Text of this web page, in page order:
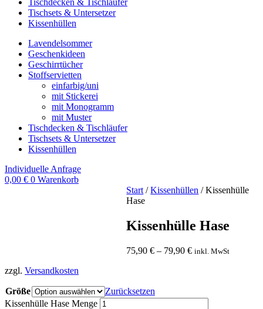
Tischdecken & Tischläufer
Tischsets & Untersetzer
Kissenhüllen
Lavendelsommer
Geschenkideen
Geschirrtücher
Stoffservietten
einfarbig/uni
mit Stickerei
mit Monogramm
mit Muster
Tischdecken & Tischläufer
Tischsets & Untersetzer
Kissenhüllen
Individuelle Anfrage
0,00 € 0 Warenkorb
Start /Kissenhüllen / Kissenhülle
Hase
Kissenhülle Hase
75,90€ – 79,90€ inkl. MwSt
zzgl. Versandkosten
Größe
Zurücksetzen
Kissenhülle Hase Menge